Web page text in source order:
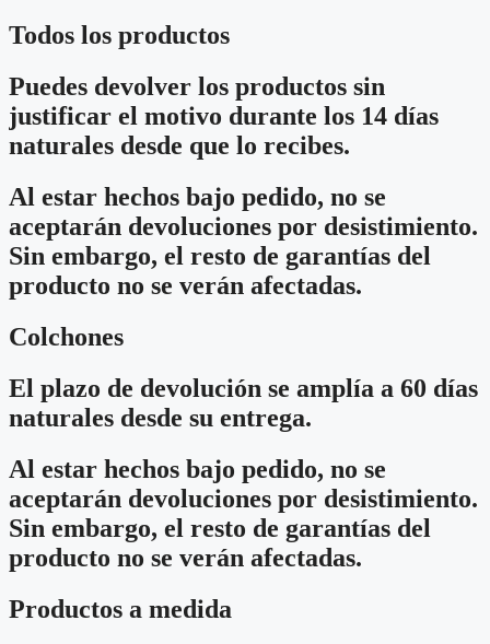
Todos los productos
Puedes devolver los productos sin
justificar el motivo durante los 14 días
naturales desde que lo recibes.
Al estar hechos bajo pedido, no se
aceptarán devoluciones por desistimiento.
Sin embargo, el resto de garantías del
producto no se verán afectadas.
Colchones
El plazo de devolución se amplía a 60 días
naturales desde su entrega.
Al estar hechos bajo pedido, no se
aceptarán devoluciones por desistimiento.
Sin embargo, el resto de garantías del
producto no se verán afectadas.
Productos a medida